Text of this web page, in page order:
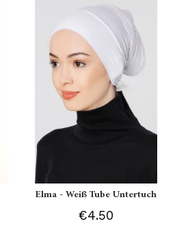
Elma - Weiß Tube Untertuch
€4.50